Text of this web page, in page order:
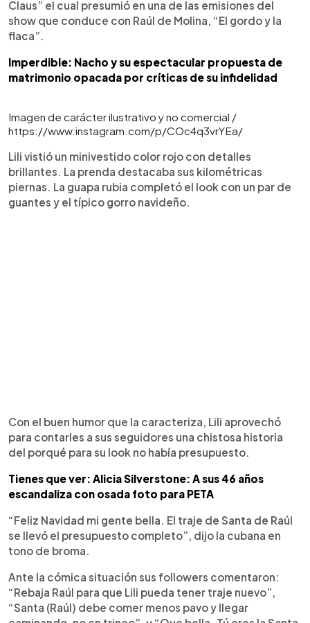
Claus” el cual presumió en una de las emisiones del
show que conduce con Raúl de Molina, “El gordo y la
flaca”.
Imperdible: Nacho y su espectacular propuesta de
matrimonio opacada por críticas de su infidelidad
Imagen de carácter ilustrativo y no comercial /
https://www.instagram.com/p/COc4q3vrYEa/
Lili vistió un minivestido color rojo con detalles
brillantes. La prenda destacaba sus kilométricas
piernas. La guapa rubia completó el look con un par de
guantes y el típico gorro navideño.
Con el buen humor que la caracteriza, Lili aprovechó
para contarles a sus seguidores una chistosa historia
del porqué para su look no había presupuesto.
Tienes que ver: Alicia Silverstone: A sus 46 años
escandaliza con osada foto para PETA
“Feliz Navidad mi gente bella. El traje de Santa de Raúl
se llevó el presupuesto completo”, dijo la cubana en
tono de broma.
Ante la cómica situación sus followers comentaron:
“Rebaja Raúl para que Lili pueda tener traje nuevo”,
“Santa (Raúl) debe comer menos pavo y llegar